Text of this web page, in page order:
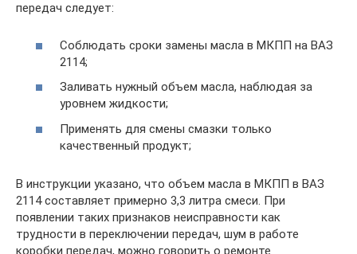
передач следует:
Соблюдать сроки замены масла в МКПП на ВАЗ
2114;
Заливать нужный объем масла, наблюдая за
уровнем жидкости;
Применять для смены смазки только
качественный продукт;
В инструкции указано, что объем масла в МКПП в ВАЗ
2114 составляет примерно 3,3 литра смеси. При
появлении таких признаков неисправности как
трудности в переключении передач, шум в работе
коробки передач, можно говорить о ремонте